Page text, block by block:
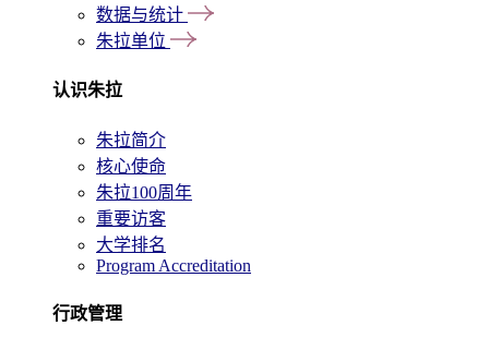
数据与统计
朱拉单位
认识朱拉
朱拉简介
核心使命
朱拉100周年
重要访客
大学排名
Program Accreditation
行政管理